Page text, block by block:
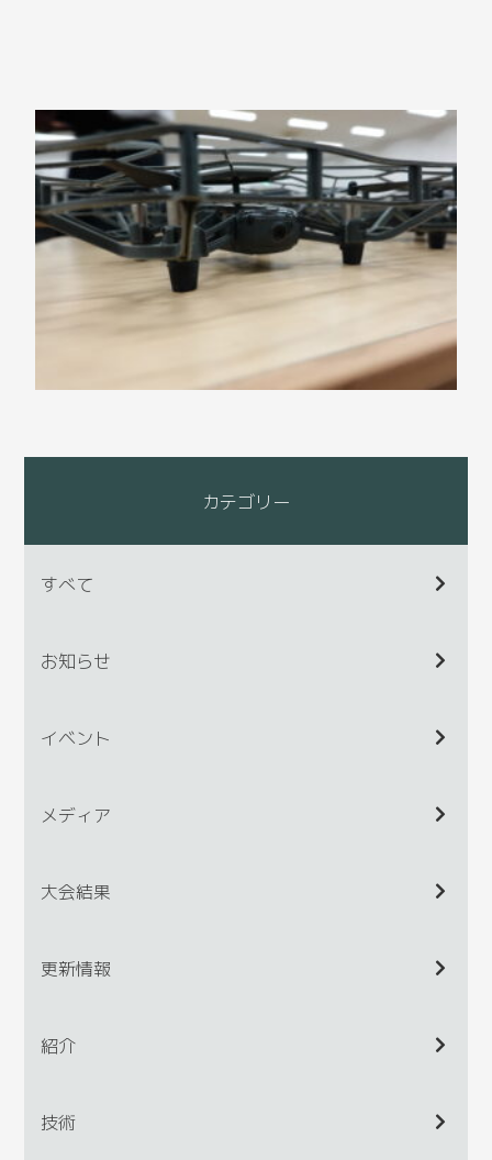
カテゴリー
すべて
お知らせ
イベント
メディア
大会結果
更新情報
紹介
技術